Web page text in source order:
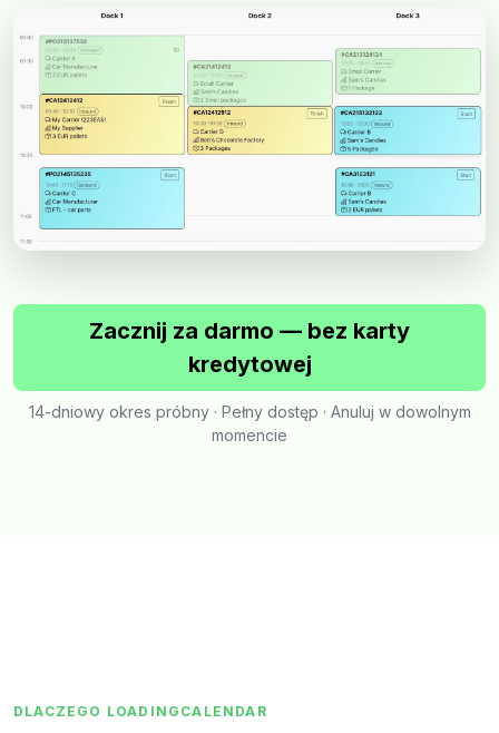
Zacznij za darmo — bez karty
kredytowej
14-dniowy okres próbny · Pełny dostęp · Anuluj w dowolnym
momencie
DLACZEGO LOADINGCALENDAR